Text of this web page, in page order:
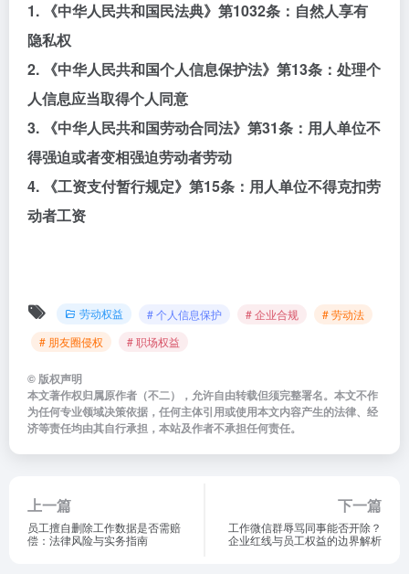
1. 《中华人民共和国民法典》第1032条：自然人享有
隐私权
2. 《中华人民共和国个人信息保护法》第13条：处理个
人信息应当取得个人同意
3. 《中华人民共和国劳动合同法》第31条：用人单位不
得强迫或者变相强迫劳动者劳动
4. 《工资支付暂行规定》第15条：用人单位不得克扣劳
动者工资
劳动权益 # 个人信息保护 # 企业合规
# 劳动法
# 朋友圈侵权
# 职场权益
©版权声明
本文著作权归属原作者（不二），允许自由转载但须完整署名。本文不作
为任何专业领域决策依据，任何主体引用或使用本文内容产生的法律、经
济等责任均由其自行承担，本站及作者不承担任何责任。
上一篇
员工擅自删除工作数据是否需赔
偿：法律风险与实务指南
下一篇
工作微信群辱骂同事能否开除？
企业红线与员工权益的边界解析